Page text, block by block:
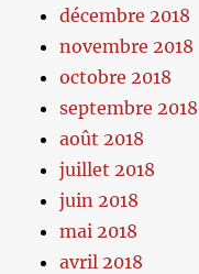
décembre 2018
novembre 2018
octobre 2018
septembre 2018
août 2018
juillet 2018
juin 2018
mai 2018
avril 2018